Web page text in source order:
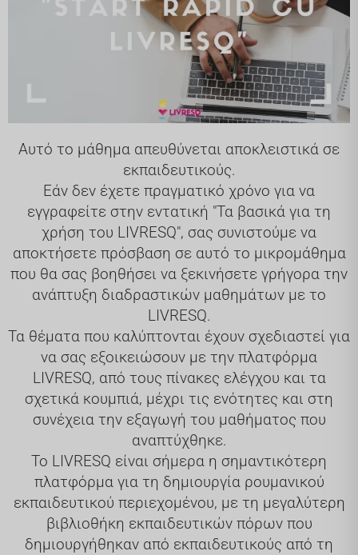
Αυτό το μάθημα απευθύνεται αποκλειστικά σε
εκπαιδευτικούς.
Εάν δεν έχετε πραγματικό χρόνο για να
εγγραφείτε στην εντατική "Τα βασικά για τη
χρήση του LIVRESQ", σας συνιστούμε να
αποκτήσετε πρόσβαση σε αυτό το μικρομάθημα
που θα σας βοηθήσει να ξεκινήσετε γρήγορα την
ανάπτυξη διαδραστικών μαθημάτων με το
LIVRESQ.
Τα θέματα που καλύπτονται έχουν σχεδιαστεί για
να σας εξοικειώσουν με την πλατφόρμα
LIVRESQ, από τους πίνακες ελέγχου και τα
σχετικά κουμπιά, μέχρι τις ενότητες και στη
συνέχεια την εξαγωγή του μαθήματος που
αναπτύχθηκε.
Το LIVRESQ είναι σήμερα η σημαντικότερη
πλατφόρμα για τη δημιουργία ρουμανικού
εκπαιδευτικού περιεχομένου, με τη μεγαλύτερη
βιβλιοθήκη εκπαιδευτικών πόρων που
δημιουργήθηκαν από εκπαιδευτικούς από τη